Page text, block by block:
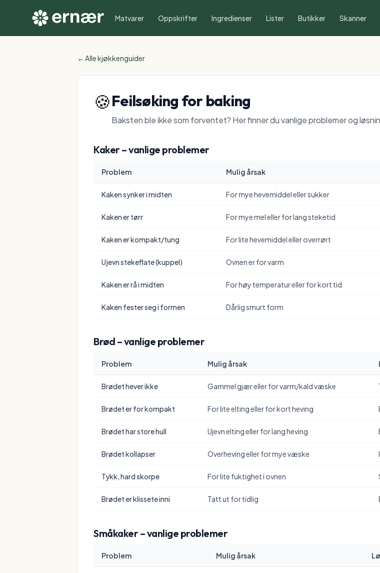
Matvarer Oppskrifter Ingredienser Lister Butikker Skanner
← Alle kjøkkenguider
🍪Feilsøking for baking
Baksten ble ikke som forventet? Her finner du vanlige problemer og
Kaker – vanlige problemer
Problem Mulig årsak
Kaken synker i midten For mye hevemiddel eller sukker
Kaken er tørr For mye mel eller for lang steketid
Kaken er kompakt/tung For lite hevemiddel eller overrørt
Ujevn stekeflate (kuppel) Ovnen er for varm
Kaken er rå i midten For høy temperatur eller for kort tid
Kaken fester seg i formen Dårlig smurt form
Brød – vanlige problemer
Problem Mulig årsak
Brødet hever ikke Gammel gjær eller for varm/kald væske
Brødet er for kompakt For lite elting eller for kort heving
Brødet har store hull Ujevn elting eller for lang heving
Brødet kollapser Overheving eller for mye væske
Tykk, hard skorpe For lite fuktighet i ovnen
Brødet er klissete inni Tatt ut for tidlig
Småkaker – vanlige problemer
Problem Mulig årsak